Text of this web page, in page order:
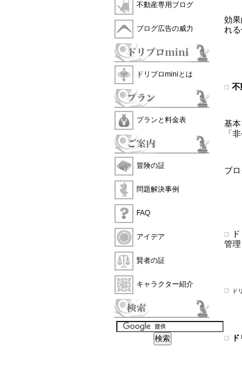
不動産専用ブログ
ブログ広告の威力
ドリブロminiとは
プランと料金表
冒険の証
問題解決事例
FAQ
アイデア
賢者の証
キャラクター紹介
効
れる
不
基
「
ブ
管理
ド